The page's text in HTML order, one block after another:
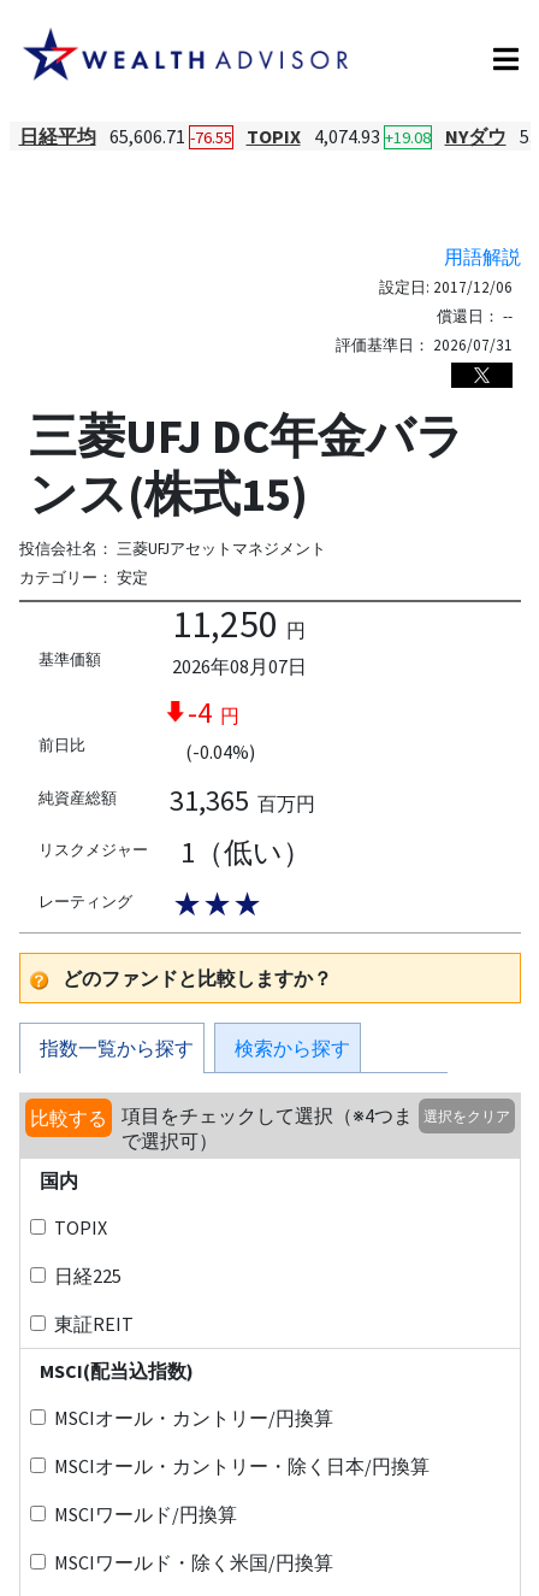
日経平均 65,606.71 -76.55 TOPIX 4,074.93 +19.08 NYダウ
用語解説
設定日: 2017/12/06
償還日： --
評価基準日： 2026/07/31
三菱UFJ DC年金バラ
ンス(株式15)
投信会社名： 三菱UFJアセットマネジメント
カテゴリー： 安定
基準価額
11,250 円
2026年08月07日
前日比
-4 円
(-0.04%)
純資産総額 31,365 百万円
リスクメジャー 1（低い）
レーティング ★★★
どのファンドと比較しますか？
指数一覧から探す 検索から探す
比較する
項目をチェックして選択（※4つま
で選択可）
選択をクリア
国内
TOPIX
日経225
東証REIT
MSCI(配当込指数)
MSCIオール・カントリー/円換算
MSCIオール・カントリー・除く日本/円換算
MSCIワールド/円換算
MSCIワールド・除く米国/円換算